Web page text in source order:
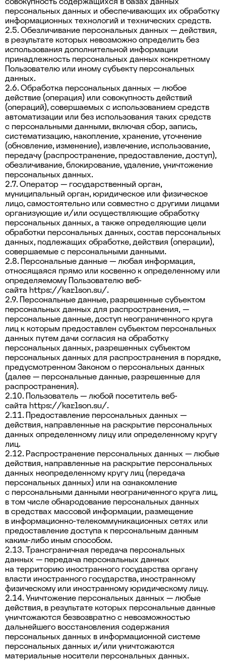
персональных данных и обеспечивающих их обработку
информационных технологий и технических средств.
2.5. Обезличивание персональных данных — действия,
в результате которых невозможно определить без
использования дополнительной информации
принадлежность персональных данных конкретному
Пользователю или иному субъекту персональных
данных.
2.6. Обработка персональных данных — любое
действие (операция) или совокупность действий
(операций), совершаемых с использованием средств
автоматизации или без использования таких средств
с персональными данными, включая сбор, запись,
систематизацию, накопление, хранение, уточнение
(обновление, изменение), извлечение, использование,
передачу (распространение, предоставление, доступ),
обезличивание, блокирование, удаление, уничтожение
персональных данных.
2.7. Оператор — государственный орган,
муниципальный орган, юридическое или физическое
лицо, самостоятельно или совместно с другими лицами
организующие и/или осуществляющие обработку
персональных данных, а также определяющие цели
обработки персональных данных, состав персональных
данных, подлежащих обработке, действия (операции),
совершаемые с персональными данными.
2.8. Персональные данные — любая информация,
относящаяся прямо или косвенно к определенному или
определяемому Пользователю веб-
сайта https://karlson.su/.
2.9. Персональные данные, разрешенные субъектом
персональных данных для распространения, —
персональные данные, доступ неограниченного круга
лиц к которым предоставлен субъектом персональных
данных путем дачи согласия на обработку
персональных данных, разрешенных субъектом
персональных данных для распространения в порядке,
предусмотренном Законом о персональных данных
(далее — персональные данные, разрешенные для
распространения).
2.10. Пользователь — любой посетитель веб-
сайта https://karlson.su/.
2.11. Предоставление персональных данных —
действия, направленные на раскрытие персональных
данных определенному лицу или определенному кругу
лиц.
2.12. Распространение персональных данных — любые
действия, направленные на раскрытие персональных
данных неопределенному кругу лиц (передача
персональных данных) или на ознакомление
с персональными данными неограниченного круга лиц,
в том числе обнародование персональных данных
в средствах массовой информации, размещение
в информационно-телекоммуникационных сетях или
предоставление доступа к персональным данным
каким-либо иным способом.
2.13. Трансграничная передача персональных
данных — передача персональных данных
на территорию иностранного государства органу
власти иностранного государства, иностранному
физическому или иностранному юридическому лицу.
2.14. Уничтожение персональных данных — любые
действия, в результате которых персональные данные
уничтожаются безвозвратно с невозможностью
дальнейшего восстановления содержания
персональных данных в информационной системе
персональных данных и/или уничтожаются
материальные носители персональных данных.